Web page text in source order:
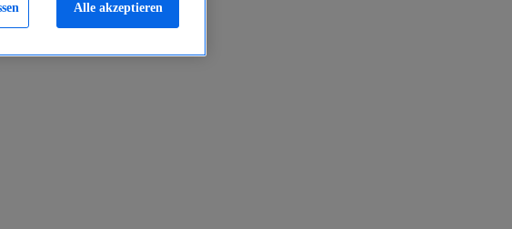
Alle akzeptieren